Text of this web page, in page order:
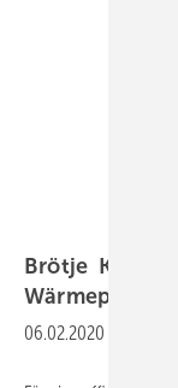
Brötje
06.02.2020